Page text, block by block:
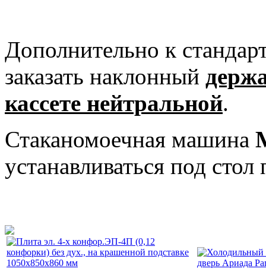
Дополнительно к
заказать наклонный
кассете нейтральной.
Стаканомоечная машина
устанавливаться под